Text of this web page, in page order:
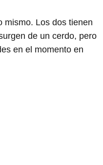
mismo. Los dos tienen
de un cerdo, pero
en el momento en